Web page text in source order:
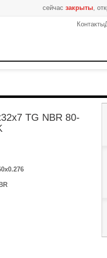
сейчас закрыты,
Контакты
TG NBR 80-